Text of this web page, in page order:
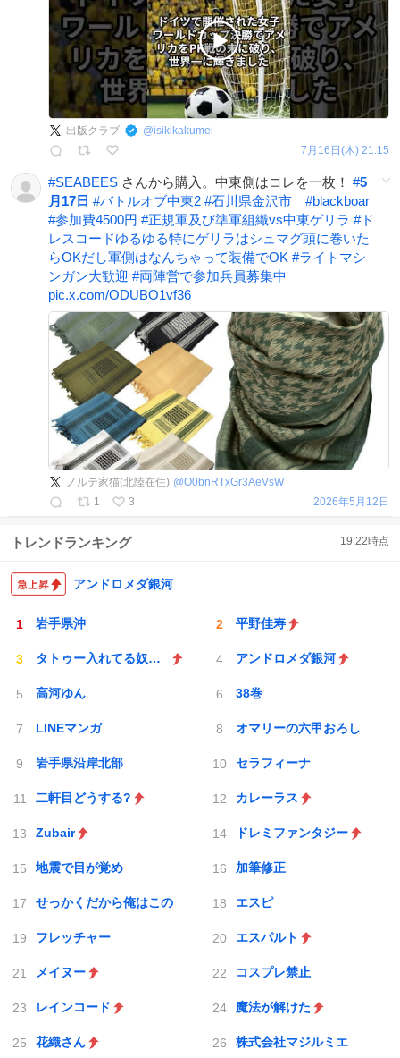
出版クラブ @isikikakumei
7月16日(木) 21:15
#SEABEES さんから購入。中東側はコレを一枚！ #5
月17日 #バトルオブ中東2 #石川県金沢市 #blackboar
#参加費4500円 #正規軍及び準軍組織vs中東ゲリラ #ド
レスコードゆるゆる特にゲリラはシュマグ頭に巻いた
らOKだし軍側はなんちゃって装備でOK #ライトマシ
ンガン大歓迎 #両陣営で参加兵員募集中
pic.x.com/ODUBO1vf36
ノルテ家猫(北陸在住) @O0bnRTxGr3AeVsW
1
3 2026年5月12日
トレンドランキング 19:22時点
アンドロメダ銀河
岩手県沖 平野佳寿
タトゥー入れてる奴は全員バカです アンドロメダ銀河
高河ゆん 38巻
LINEマンガ オマリーの六甲おろし
岩手県沿岸北部 セラフィーナ
二軒目どうする? カレーラス
Zubair ドレミファンタジー
地震で目が覚め 加筆修正
せっかくだから俺はこの エスピ
フレッチャー エスパルト
メイヌー コスプレ禁止
レインコード 魔法が解けた
花織さん 株式会社マジルミエ